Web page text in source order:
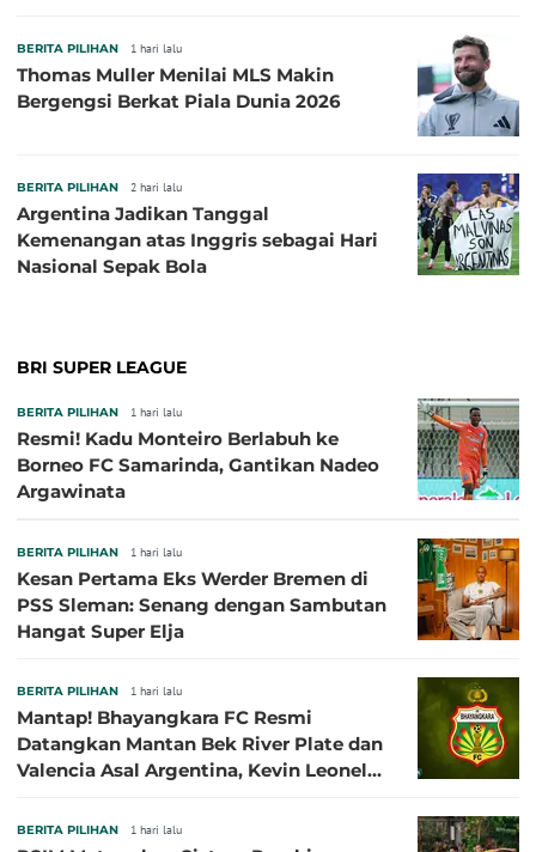
BERITA PILIHAN 1 hari lalu
Thomas Muller Menilai MLS Makin
Bergengsi Berkat Piala Dunia 2026
BERITA PILIHAN 2 hari lalu
Argentina Jadikan Tanggal
Kemenangan atas Inggris sebagai Hari
Nasional Sepak Bola
BRI SUPER LEAGUE
BERITA PILIHAN 1 hari lalu
Resmi! Kadu Monteiro Berlabuh ke
Borneo FC Samarinda, Gantikan Nadeo
Argawinata
BERITA PILIHAN 1 hari lalu
Kesan Pertama Eks Werder Bremen di
PSS Sleman: Senang dengan Sambutan
Hangat Super Elja
BERITA PILIHAN 1 hari lalu
Mantap! Bhayangkara FC Resmi
Datangkan Mantan Bek River Plate dan
Valencia Asal Argentina, Kevin Leonel
BERITA PILIHAN 1 hari lalu